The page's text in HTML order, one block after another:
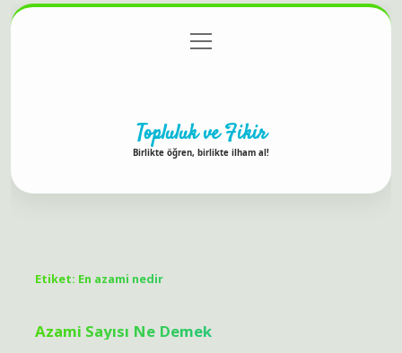
Gizlilik Politikası
menüyü
aç
Topluluk ve Fikir
Birlikte öğren, birlikte ilham al!
Etiket: En azami nedir
Azami Sayısı Ne Demek